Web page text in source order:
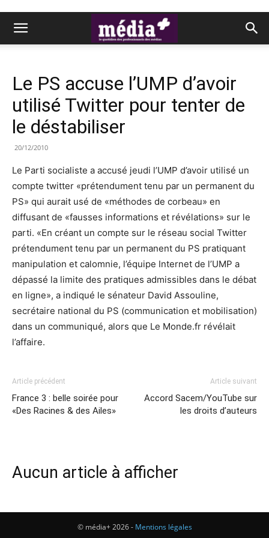
Le PS accuse l’UMP d’avoir
utilisé Twitter pour tenter de
le déstabiliser
20/12/2010
Le Parti socialiste a accusé jeudi l’UMP d’avoir utilisé un
compte twitter «prétendument tenu par un permanent du
PS» qui aurait usé de «méthodes de corbeau» en
diffusant de «fausses informations et révélations» sur le
parti. «En créant un compte sur le réseau social Twitter
prétendument tenu par un permanent du PS pratiquant
manipulation et calomnie, l’équipe Internet de l’UMP a
dépassé la limite des pratiques admissibles dans le débat
en ligne», a indiqué le sénateur David Assouline,
secrétaire national du PS (communication et mobilisation)
dans un communiqué, alors que Le Monde.fr révélait
l’affaire.
Article précédent
France 3 : belle soirée pour
«Des Racines & des Ailes»
Article suivant
Accord Sacem/YouTube sur
les droits d’auteurs
Aucun article à afficher
© média+ 2026 - Mentions légales